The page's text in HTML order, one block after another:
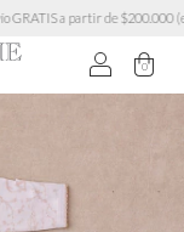
a partir de $200.000
0